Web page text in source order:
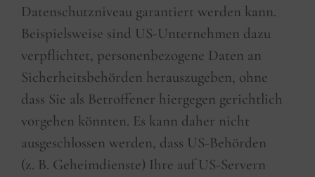
Datenschutzniveau garantiert werden kann.
Beispielsweise sind US-Unternehmen dazu
verpflichtet, personenbezogene Daten an
Sicherheitsbehörden herauszugeben, ohne
dass Sie als Betroffener hiergegen gerichtlich
vorgehen könnten. Es kann daher nicht
ausgeschlossen werden, dass US-Behörden
(z. B. Geheimdienste) Ihre auf US-Servern